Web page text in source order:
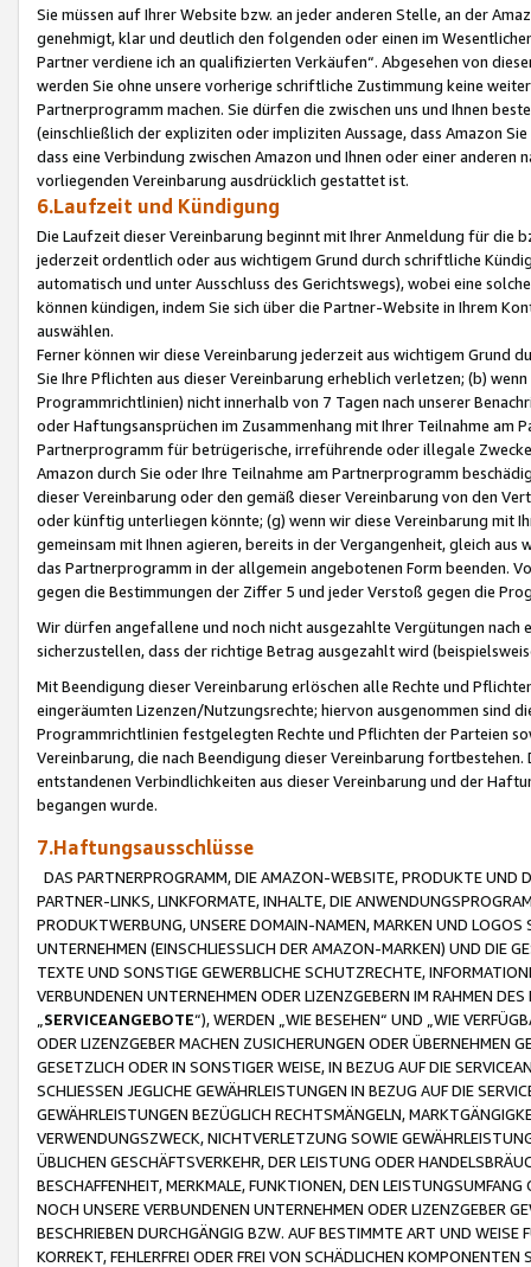
Sie müssen auf Ihrer Website bzw. an jeder anderen Stelle, an der
genehmigt, klar und deutlich den folgenden oder einen im
Partner verdiene ich an qualifizierten Verkäufen“. Abgesehen von
werden Sie ohne unsere vorherige schriftliche Zustimmung keine
Partnerprogramm machen. Sie dürfen die zwischen uns und Ihnen
(einschließlich der expliziten oder impliziten Aussage, dass Amazon
dass eine Verbindung zwischen Amazon und Ihnen oder einer
vorliegenden Vereinbarung ausdrücklich gestattet ist.
6.Laufzeit und Kündigung
Die Laufzeit dieser Vereinbarung beginnt mit Ihrer Anmeldung für die
jederzeit ordentlich oder aus wichtigem Grund durch schriftliche
automatisch und unter Ausschluss des Gerichtswegs), wobei eine
können kündigen, indem Sie sich über die Partner-Website in Ihrem
auswählen.
Ferner können wir diese Vereinbarung jederzeit aus wichtigem Grund
Sie Ihre Pflichten aus dieser Vereinbarung erheblich verletzen; (b)
Programmrichtlinien) nicht innerhalb von 7 Tagen nach unserer
oder Haftungsansprüchen im Zusammenhang mit Ihrer Teilnahme am
Partnerprogramm für betrügerische, irreführende oder illegale
Amazon durch Sie oder Ihre Teilnahme am Partnerprogramm
dieser Vereinbarung oder den gemäß dieser Vereinbarung von den
oder künftig unterliegen könnte; (g) wenn wir diese Vereinbarung mit
gemeinsam mit Ihnen agieren, bereits in der Vergangenheit, gleich
das Partnerprogramm in der allgemein angebotenen Form beenden.
gegen die Bestimmungen der Ziffer 5 und jeder Verstoß gegen die
Wir dürfen angefallene und noch nicht ausgezahlte Vergütungen
sicherzustellen, dass der richtige Betrag ausgezahlt wird
Mit Beendigung dieser Vereinbarung erlöschen alle Rechte und
eingeräumten Lizenzen/Nutzungsrechte; hiervon ausgenommen sind
Programmrichtlinien festgelegten Rechte und Pflichten der Parteien
Vereinbarung, die nach Beendigung dieser Vereinbarung
entstandenen Verbindlichkeiten aus dieser Vereinbarung und der
begangen wurde.
7.Haftungsausschlüsse
DAS PARTNERPROGRAMM, DIE AMAZON-WEBSITE, PRODUKTE UND
PARTNER-LINKS, LINKFORMATE, INHALTE, DIE
PRODUKTWERBUNG, UNSERE DOMAIN-NAMEN, MARKEN UND
UNTERNEHMEN (EINSCHLIESSLICH DER AMAZON-MARKEN) UND DIE
TEXTE UND SONSTIGE GEWERBLICHE SCHUTZRECHTE,
VERBUNDENEN UNTERNEHMEN ODER LIZENZGEBERN IM RAHMEN
SERVICEANGEBOTE“), WERDEN „WIE BESEHEN“ UND „WIE
ODER LIZENZGEBER MACHEN ZUSICHERUNGEN ODER ÜBERNEHMEN
GESETZLICH ODER IN SONSTIGER WEISE, IN BEZUG AUF DIE
SCHLIESSEN JEGLICHE GEWÄHRLEISTUNGEN IN BEZUG AUF DIE
GEWÄHRLEISTUNGEN BEZÜGLICH RECHTSMÄNGELN,
VERWENDUNGSZWECK, NICHTVERLETZUNG SOWIE
ÜBLICHEN GESCHÄFTSVERKEHR, DER LEISTUNG ODER
BESCHAFFENHEIT, MERKMALE, FUNKTIONEN, DEN
NOCH UNSERE VERBUNDENEN UNTERNEHMEN ODER LIZENZGEBER
BESCHRIEBEN DURCHGÄNGIG BZW. AUF BESTIMMTE ART UND
KORREKT, FEHLERFREI ODER FREI VON SCHÄDLICHEN